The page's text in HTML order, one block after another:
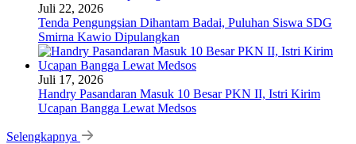
Juli 22, 2026
Tenda Pengungsian Dihantam Badai, Puluhan Siswa SDG
Smirna Kawio Dipulangkan
Juli 17, 2026
Handry Pasandaran Masuk 10 Besar PKN II, Istri Kirim
Ucapan Bangga Lewat Medsos
Selengkapnya